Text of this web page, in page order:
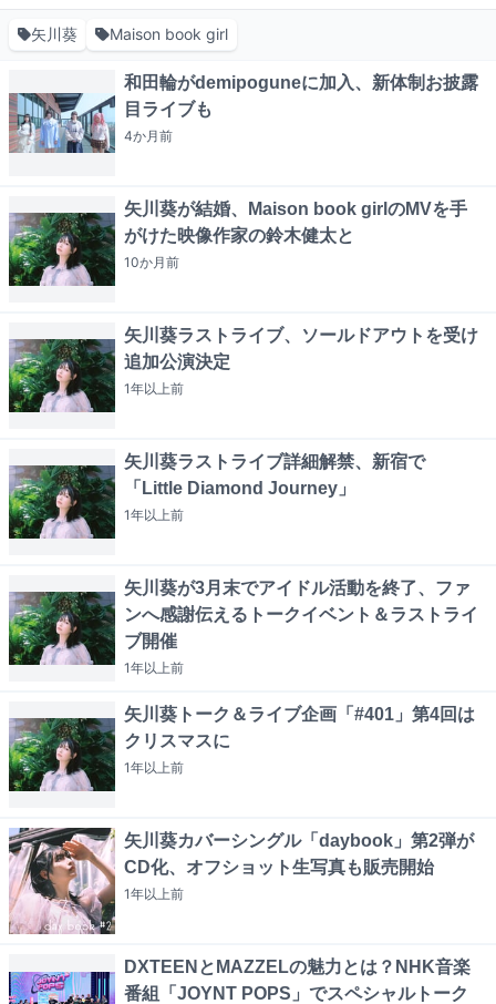
矢川葵 Maison book girl
和田輪がdemipoguneに加入、新体制お披露
目ライブも
4か月前
矢川葵が結婚、Maison book girlのMVを手
がけた映像作家の鈴木健太と
10か月前
矢川葵ラストライブ、ソールドアウトを受け
追加公演決定
1年以上前
矢川葵ラストライブ詳細解禁、新宿で
「Little Diamond Journey」
1年以上前
矢川葵が3月末でアイドル活動を終了、ファ
ンへ感謝伝えるトークイベント＆ラストライ
ブ開催
1年以上前
矢川葵トーク＆ライブ企画「#401」第4回は
クリスマスに
1年以上前
矢川葵カバーシングル「daybook」第2弾が
CD化、オフショット生写真も販売開始
1年以上前
DXTEENとMAZZELの魅力とは？NHK音楽
番組「JOYNT POPS」でスペシャルトーク